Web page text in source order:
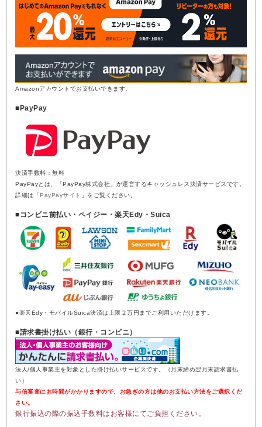
Amazonアカウントでお支払いできます。
■PayPay
決済手数料：無料
PayPayとは、「PayPay株式会社」が運営するキャッシュレス決済サービスです。
詳細は「PayPayサイト 」をご覧ください。
■コンビニ前払い・ペイジー・楽天Edy・Suica
●楽天Edy・モバイルSuica決済は上限２万円までご利用いただけます。
■請求書掛け払い（銀行・コンビニ）
法人/個人事業主を対象とした掛け払いサービスです。（月末締め翌月末請求書払
い）
与信審査にお時間がかかりますので、お急ぎの方は他のお支払い方法をご選択くだ
さい。
銀行振込の際の振込手数料はお客様にてご負担ください。